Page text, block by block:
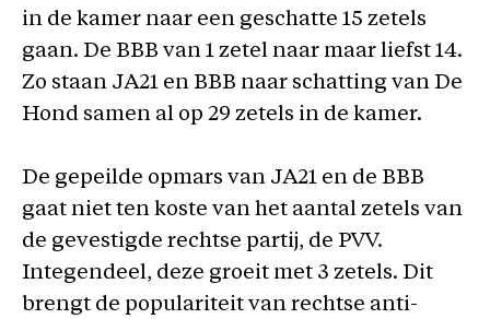
in de kamer naar een geschatte 15 zetels
gaan. De BBB van 1 zetel naar maar liefst 14.
Zo staan JA21 en BBB naar schatting van De
Hond samen al op 29 zetels in de kamer.
De gepeilde opmars van JA21 en de BBB
gaat niet ten koste van het aantal zetels van
de gevestigde rechtse partij, de PVV.
Integendeel, deze groeit met 3 zetels. Dit
brengt de populariteit van rechtse anti-